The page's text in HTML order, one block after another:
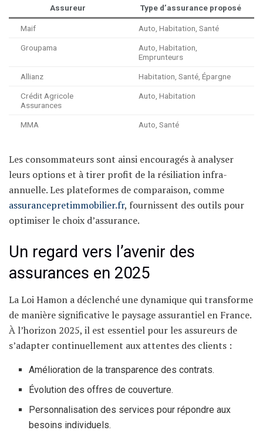
Assureur Type d’assurance proposé
Maif Auto, Habitation, Santé
Groupama
Auto, Habitation,
Emprunteurs
Allianz Habitation, Santé, Épargne
Crédit Agricole
Assurances
Auto, Habitation
MMA Auto, Santé
Les consommateurs sont ainsi encouragés à analyser
leurs options et à tirer profit de la résiliation infra-
annuelle. Les plateformes de comparaison, comme
assurancepretimmobilier.fr, fournissent des outils pour
optimiser le choix d’assurance.
Un regard vers l’avenir des
assurances en 2025
La Loi Hamon a déclenché une dynamique qui transforme
de manière significative le paysage assurantiel en France.
À l’horizon 2025, il est essentiel pour les assureurs de
s’adapter continuellement aux attentes des clients :
Amélioration de la transparence des contrats.
Évolution des offres de couverture.
Personnalisation des services pour répondre aux
besoins individuels.